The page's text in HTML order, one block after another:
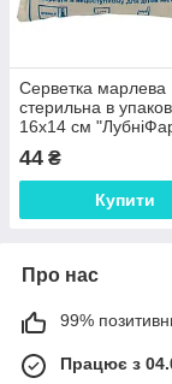
Серветка марлева
стерильна в
16х14 см
44 ₴
Купити
Про нас
99%
Працює з